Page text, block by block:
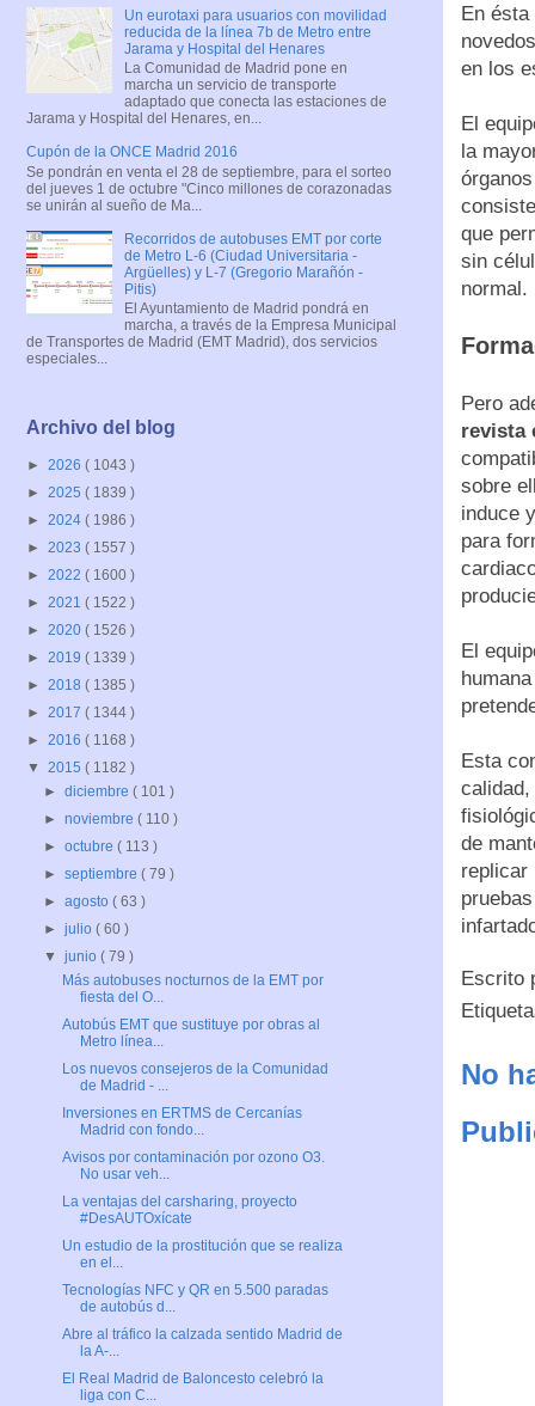
En
en los
El
la
que
sin
normal.
Pero
revista
sobre
induce
para
El
Esta
de
replicar
Escrito
No
Un eurotaxi para usuarios con movilidad
reducida de la línea 7b de Metro entre
Jarama y Hospital del Henares
La Comunidad de Madrid pone en
marcha un servicio de transporte
adaptado que conecta las estaciones de
Jarama y Hospital del Henares, en...
Cupón de la ONCE Madrid 2016
Se pondrán en venta el 28 de septiembre, para el sorteo
del jueves 1 de octubre "Cinco millones de corazonadas
se unirán al sueño de Ma...
Recorridos de autobuses EMT por corte
de Metro L-6 (Ciudad Universitaria -
Argüelles) y L-7 (Gregorio Marañón -
Pitis)
El Ayuntamiento de Madrid pondrá en
marcha, a través de la Empresa Municipal
de Transportes de Madrid (EMT Madrid), dos servicios
especiales...
Archivo del blog
► 2026 ( 1043 )
► 2025 ( 1839 )
► 2024 ( 1986 )
► 2023 ( 1557 )
► 2022 ( 1600 )
► 2021 ( 1522 )
► 2020 ( 1526 )
► 2019 ( 1339 )
► 2018 ( 1385 )
► 2017 ( 1344 )
► 2016 ( 1168 )
▼ 2015 ( 1182 )
►diciembre( 101 )
►noviembre( 110 )
►octubre( 113 )
►septiembre( 79 )
►agosto( 63 )
►julio( 60 )
▼junio( 79 )
Más autobuses nocturnos de la EMT por
fiesta del O...
Autobús EMT que sustituye por obras al
Metro línea...
Los nuevos consejeros de la Comunidad
de Madrid - ...
Inversiones en ERTMS de Cercanías
Madrid con fondo...
Avisos por contaminación por ozono O3.
No usar veh...
La ventajas del carsharing, proyecto
#DesAUTOxícate
Un estudio de la prostitución que se realiza
en el...
Tecnologías NFC y QR en 5.500 paradas
de autobús d...
Abre al tráfico la calzada sentido Madrid de
la A-...
El Real Madrid de Baloncesto celebró la
liga con C...